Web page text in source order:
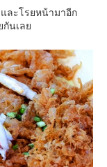
ละโรยหน้ามาอีก
นเลย